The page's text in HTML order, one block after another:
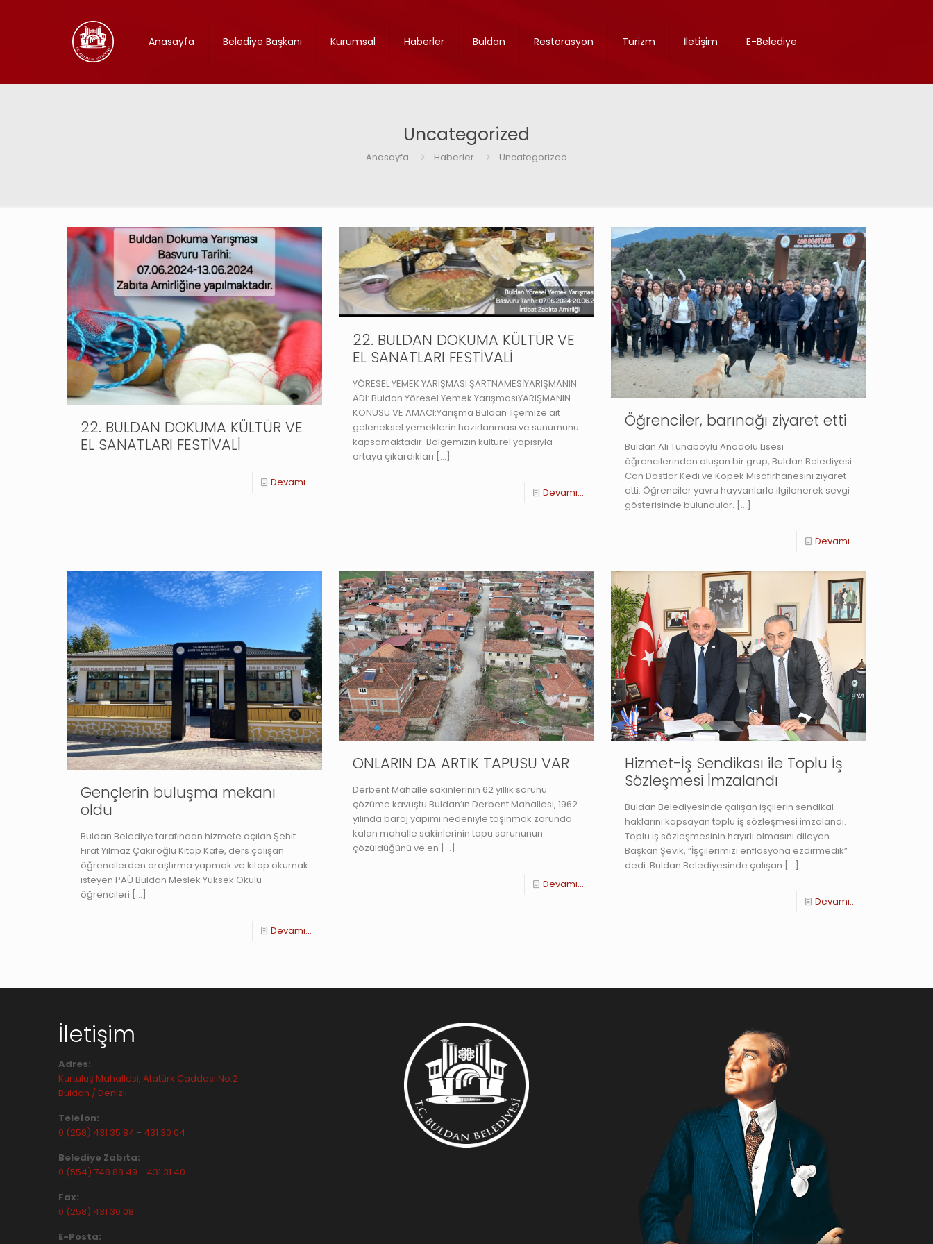
Anasayfa Belediye Başkanı Kurumsal Haberler Buldan Restorasyon Turizm İletişim E-Belediye
Uncategorized
Anasayfa Haberler Uncategorized
22. BULDAN DOKUMA KÜLTÜR VE
EL SANATLARI FESTİVALİ
Devamı...
22. BULDAN DOKUMA KÜLTÜR VE
EL SANATLARI FESTİVALİ
YÖRESEL YEMEK YARIŞMASI ŞARTNAMESİYARIŞMANIN
ADI: Buldan Yöresel Yemek YarışmasıYARIŞMANIN
KONUSU VE AMACI:Yarışma Buldan İlçemize ait
geleneksel yemeklerin hazırlanması ve sunumunu
kapsamaktadır. Bölgemizin kültürel yapısıyla
ortaya çıkardıkları […]
Devamı...
Öğrenciler, barınağı ziyaret etti
Buldan Ali Tunaboylu Anadolu Lisesi
öğrencilerinden oluşan bir grup, Buldan Belediyesi
Can Dostlar Kedi ve Köpek Misafirhanesini ziyaret
etti. Öğrenciler yavru hayvanlarla ilgilenerek sevgi
gösterisinde bulundular. […]
Devamı...
Gençlerin buluşma mekanı
oldu
Buldan Belediye tarafından hizmete açılan Şehit
Fırat Yılmaz Çakıroğlu Kitap Kafe, ders çalışan
öğrencilerden araştırma yapmak ve kitap okumak
isteyen PAÜ Buldan Meslek Yüksek Okulu
öğrencileri […]
Devamı...
ONLARIN DA ARTIK TAPUSU VAR
Derbent Mahalle sakinlerinin 62 yıllık sorunu
çözüme kavuştu Buldan’ın Derbent Mahallesi, 1962
yılında baraj yapımı nedeniyle taşınmak zorunda
kalan mahalle sakinlerinin tapu sorununun
çözüldüğünü ve en […]
Devamı...
Hizmet-İş Sendikası ile Toplu İş
Sözleşmesi İmzalandı
Buldan Belediyesinde çalışan işçilerin sendikal
haklarını kapsayan toplu iş sözleşmesi imzalandı.
Toplu iş sözleşmesinin hayırlı olmasını dileyen
Başkan Şevik, “İşçilerimizi enflasyona ezdirmedik”
dedi. Buldan Belediyesinde çalışan […]
Devamı...
İletişim
Adres:
Kurtuluş Mahallesi, Atatürk Caddesi No:2
Buldan / Denizli
Telefon:
0 (258) 431 35 84 - 431 30 04
Belediye Zabıta:
0 (554) 748 88 49 - 431 31 40
Fax:
0 (258) 431 30 08
E-Posta: